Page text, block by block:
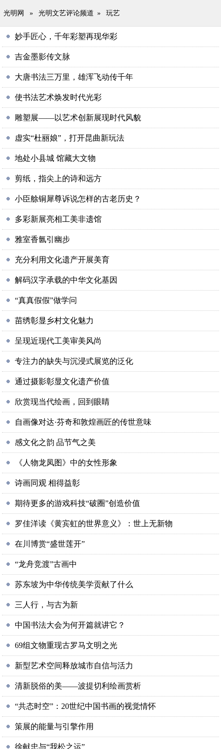
光明网 » 光明文艺评论频道 » 玩艺
妙手匠心，千年彩塑再现华彩
吉金墨影传文脉
大唐书法三万里，雄浑飞动传千年
使书法艺术焕发时代光彩
雕塑展——以艺术创新展现时代风貌
虚实“杜丽娘”，打开昆曲新玩法
地处小县城 馆藏大文物
剪纸，指尖上的诗和远方
小臣艅铜犀尊诉说怎样的古老历史？
多彩新展亮相工美非遗馆
雅室香氤引幽步
充分利用文化遗产开展美育
解码汉字承载的中华文化基因
“真真假假”做学问
苗绣彰显乡村文化魅力
呈现近现代工美审美风尚
专注力的缺失与沉浸式展览的泛化
通过摄影彰显文化遗产价值
欣赏现当代绘画，回到眼睛
自画像对达·芬奇和敦煌画匠的传世意味
感文化之韵 品节气之美
《人物龙凤图》中的女性形象
诗画同观 相得益彰
期待更多的游戏科技“破圈”创造价值
罗佳洋读《黄宾虹的世界意义》：世上无新物
在川博赏“盛世莲开”
“龙舟竞渡”古画中
苏东坡为中华传统美学贡献了什么
三人行，与古为新
中国书法大会为何开篇就讲它？
69组文物重现古罗马文明之光
新型艺术空间释放城市自信与活力
清新脱俗的美——波提切利绘画赏析
“共态时空”：20世纪中国书画的视觉情怀
策展的能量与引擎作用
徐献忠与“我松之运”